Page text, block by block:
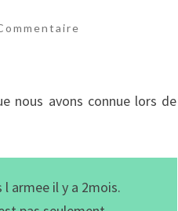
nous avons connue lors de
armee il y a 2mois.